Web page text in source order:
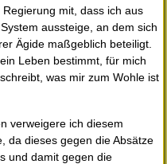
mit, dass ich aus
aussteige, an dem sich
Ägide maßgeblich beteiligt.
Leben bestimmt, für mich
was mir zum Wohle ist
verweigere ich diesem
da dieses gegen die Absätze
und damit gegen die